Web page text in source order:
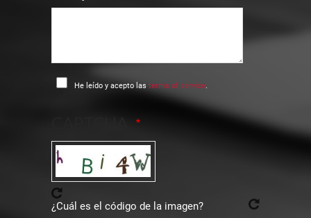
He leído y acepto las terms of service.
¿Cuál es el código de la imagen?